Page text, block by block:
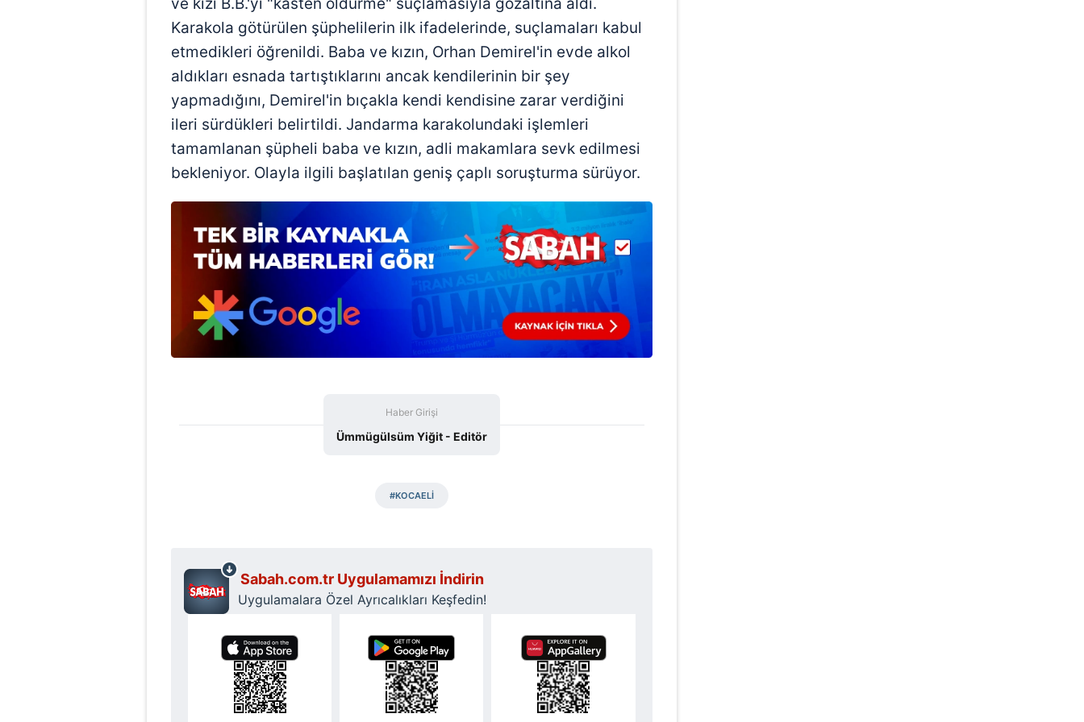
mevzuata uygun olarak kullanılan çerezlerle ilgili bilgi almak için lütfentıklayınız
Karakola götürülen şüphelilerin ilk ifadelerinde, suçlamaları kabul
etmedikleri öğrenildi. Baba ve kızın, Orhan Demirel'in evde alkol
aldıkları esnada tartıştıklarını ancak kendilerinin bir şey
yapmadığını, Demirel'in bıçakla kendi kendisine zarar verdiğini
ileri sürdükleri belirtildi. Jandarma karakolundaki işlemleri
tamamlanan şüpheli baba ve kızın, adli makamlara sevk edilmesi
bekleniyor. Olayla ilgili başlatılan geniş çaplı soruşturma sürüyor.
Haber Girişi
Ümmügülsüm Yiğit - Editör
#KOCAELİ
Sabah.com.tr Uygulamamızı İndirin
Uygulamalara Özel Ayrıcalıkları Keşfedin!